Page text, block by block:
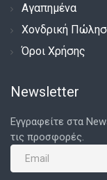
Αγαπημένα
Χονδρική
Όροι Χρήσης
Newsletter
Εγγραφείτε στα
τις προσφορές.